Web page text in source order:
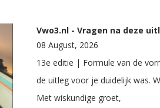
Vwo3.nl - Vragen na deze
08 August, 2026
13e editie | Formule van de
de uitleg voor je duidelijk was.
Met wiskundige groet,